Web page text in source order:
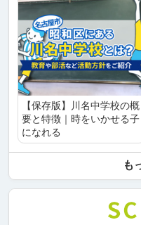
【保存版】川名中学校の概
要と特徴｜時をいかせる子
になれる
も